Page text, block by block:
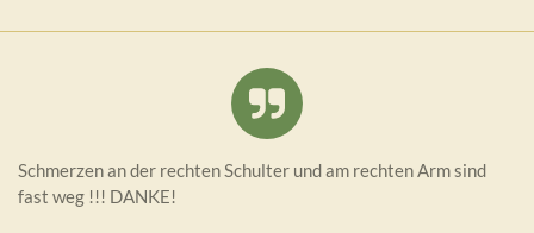
Schmerzen an der rechten Schulter und am rechten Arm sind
fast weg !!! DANKE!